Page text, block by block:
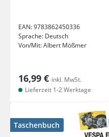
EAN:9783862450336
Sprache: Deutsch
Von/Mit:Albert Mößmer
16,99 € inkl. MwSt.
Lieferzeit 1-2 Werktage
Taschenbuch